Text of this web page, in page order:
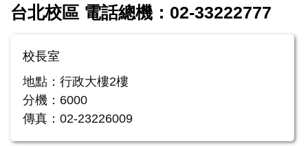
台北校區 電話總機：02-33222777
校長室
地點：行政大樓2樓
分機：6000
傳真：02-23226009